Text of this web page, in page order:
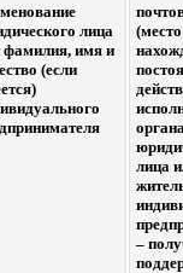
лица
фамилия, имя и
(если
(место
органа
лица
–